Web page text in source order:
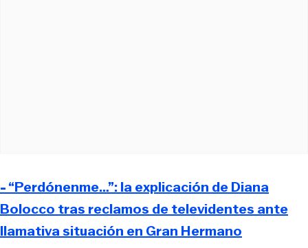
- “Perdónenme…”: la explicación de Diana
Bolocco tras reclamos de televidentes ante
llamativa situación en Gran Hermano